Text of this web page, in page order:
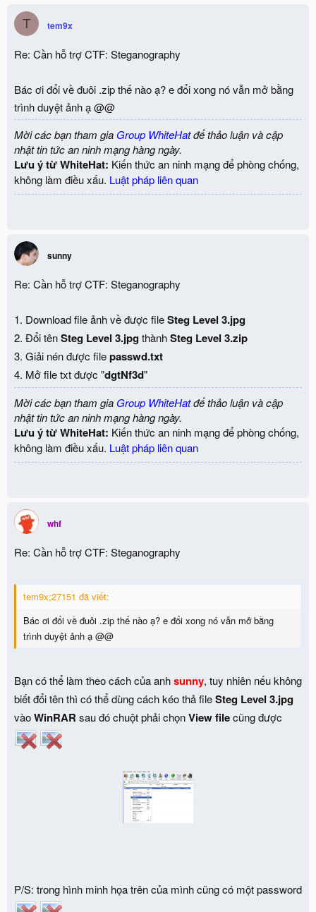
T tem9x
Re: Cần hỗ trợ CTF: Steganography
Bác ơi đổi về đuôi .zip thế nào ạ? e đổi xong nó vẫn mở bằng
trình duyệt ảnh ạ @@
Mời các bạn tham gia Group WhiteHatđể thảo luận và cập
nhật tin tức an ninh mạng hàng ngày.
Lưu ý từ WhiteHat: Kiến thức an ninh mạng để phòng chống,
không làm điều xấu. Luật pháp liên quan
sunny
Re: Cần hỗ trợ CTF: Steganography
1. Download file ảnh về được fileSteg Level 3.jpg
2. Đổi tênSteg Level 3.jpgthànhSteg Level 3.zip
3. Giải nén được filepasswd.txt
4. Mở file txt được "dgtNf3d"
Mời các bạn tham gia Group WhiteHatđể thảo luận và cập
nhật tin tức an ninh mạng hàng ngày.
Lưu ý từ WhiteHat: Kiến thức an ninh mạng để phòng chống,
không làm điều xấu. Luật pháp liên quan
whf
Re: Cần hỗ trợ CTF: Steganography
tem9x;27151 đã viết:
Bác ơi đổi về đuôi .zip thế nào ạ? e đổi xong nó vẫn mở bằng
trình duyệt ảnh ạ @@
Bạn có thể làm theo cách của anhsunny, tuy nhiên nếu không
biết đổi tên thì có thể dùng cách kéo thả fileSteg Level 3.jpg
vàoWinRAR sau đó chuột phải chọnView filecũng được
P/S: trong hình minh họa trên của mình cũng có một password